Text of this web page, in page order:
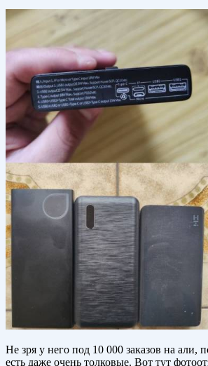
Не зря у него под 10 000 заказов на али,
есть даже очень толковые. Вот тут